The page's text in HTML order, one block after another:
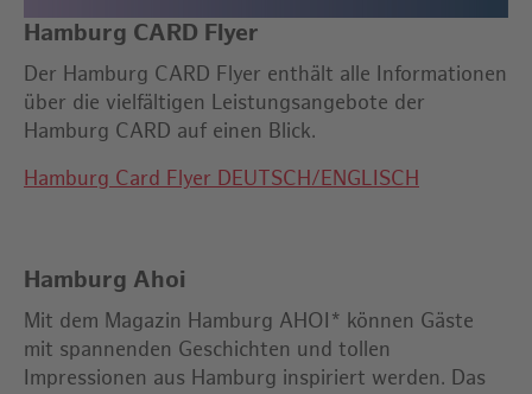
Hamburg CARD Flyer
Der Hamburg CARD Flyer enthält alle Informationen
über die vielfältigen Leistungsangebote der
Hamburg CARD auf einen Blick.
Hamburg Card Flyer DEUTSCH/ENGLISCH
Hamburg Ahoi
Mit dem Magazin Hamburg AHOI* können Gäste
mit spannenden Geschichten und tollen
Impressionen aus Hamburg inspiriert werden. Das